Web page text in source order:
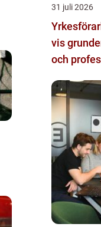
31 juli 2026
vis grunden för ett tryggt
och